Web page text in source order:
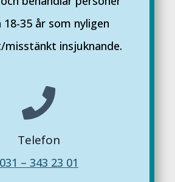
18-35 år som nyligen
misstänkt insjuknande.

Telefon
031 – 343 23 01